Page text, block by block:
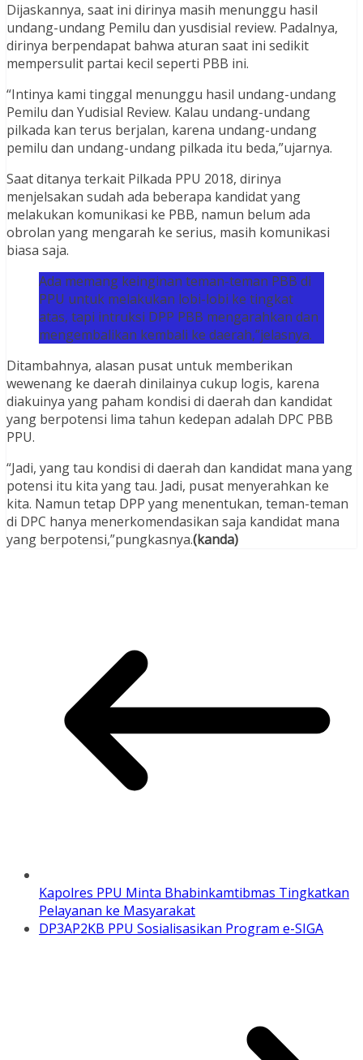
Dijaskannya, saat ini dirinya masih menunggu hasil
undang-undang Pemilu dan yusdisial review. Padalnya,
dirinya berpendapat bahwa aturan saat ini sedikit
mempersulit partai kecil seperti PBB ini.
“Intinya kami tinggal menunggu hasil undang-undang
Pemilu dan Yudisial Review. Kalau undang-undang
pilkada kan terus berjalan, karena undang-undang
pemilu dan undang-undang pilkada itu beda,”ujarnya.
Saat ditanya terkait Pilkada PPU 2018, dirinya
menjelsakan sudah ada beberapa kandidat yang
melakukan komunikasi ke PBB, namun belum ada
obrolan yang mengarah ke serius, masih komunikasi
biasa saja.
Ada memang keinginan teman-teman PBB di
PPU untuk melakukan lobi-lobi ke tingkat
atas, tapi intruksi DPP PBB mengarahkan dan
mengembalikan kembali ke daerah,”jelasnya.
Ditambahnya, alasan pusat untuk memberikan
wewenang ke daerah dinilainya cukup logis, karena
diakuinya yang paham kondisi di daerah dan kandidat
yang berpotensi lima tahun kedepan adalah DPC PBB
PPU.
“Jadi, yang tau kondisi di daerah dan kandidat mana yang
potensi itu kita yang tau. Jadi, pusat menyerahkan ke
kita. Namun tetap DPP yang menentukan, teman-teman
di DPC hanya menerkomendasikan saja kandidat mana
yang berpotensi,”pungkasnya.(kanda)
Kapolres PPU Minta Bhabinkamtibmas Tingkatkan
Pelayanan ke Masyarakat
DP3AP2KB PPU Sosialisasikan Program e-SIGA